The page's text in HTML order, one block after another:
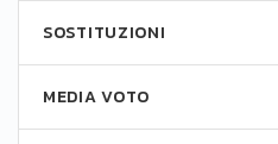
SOSTITUZIONI
MEDIA VOTO